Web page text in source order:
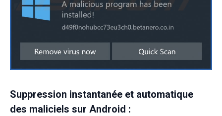
Suppression instantanée et automatique
des maliciels sur Android :